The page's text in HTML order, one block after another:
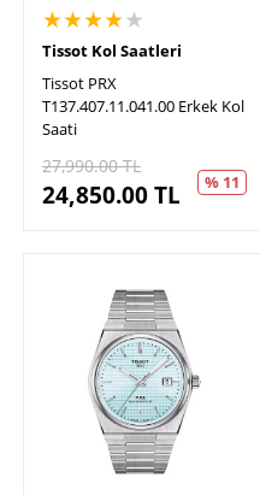
★★★★★
Tissot Kol Saatleri
Tissot PRX
T137.407.11.041.00 Erkek Kol
Saati
27,990.00TL
24,850.00TL % 11